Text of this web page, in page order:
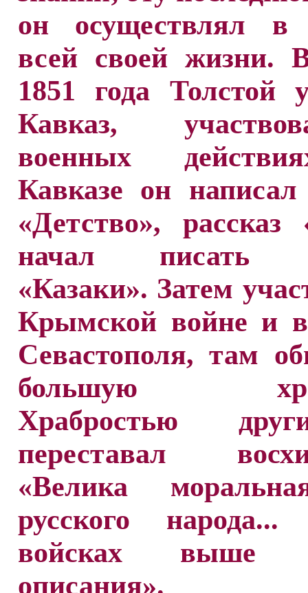
он осуществлял в
всей своей жизни.
1851 года Толстой
Кавказ,
военных
Кавказе он написал
«Детство», рассказ
начал писать
«Казаки». Затем
Крымской войне и
Севастополя, там
большую
Храбростью
переставал
«Велика
русского
войсках выше
описания».